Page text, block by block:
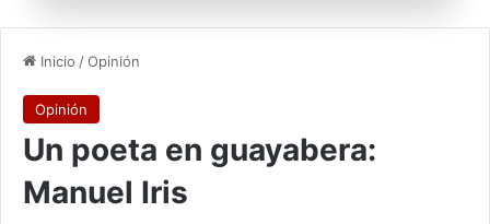
Inicio /Opinión
Opinión
Un poeta en guayabera:
Manuel Iris